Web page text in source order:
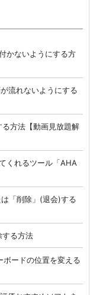
かないようにする方
流れないようにする
方法【動画見放題解
くれるツール「AHA
「削除」(退会)する
する方法
ボードの位置を変える